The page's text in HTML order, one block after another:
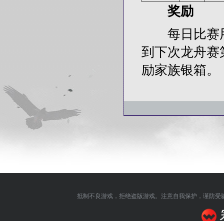
奖励
每日比赛用
到下次龙舟赛
励家族银箱。
抵制不良游戏，拒绝盗版游戏。注意自我保护，谨防受